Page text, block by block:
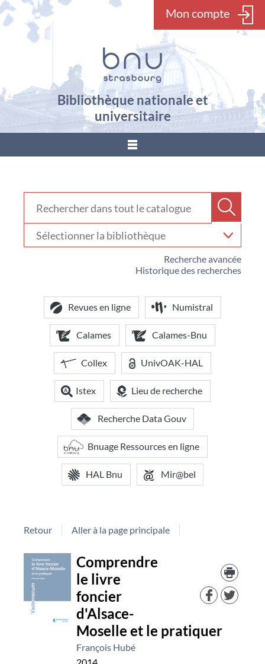
Mon compte
Bibliothèque nationale et
universitaire
???
Recherche avancée
Historique des recherches
votre
bibliothèque
Revues en ligne Numistral
Calames Calames-Bnu
Collex UnivOAK-HAL
Istex Lieu de recherche
Recherche Data Gouv
Bnuage Ressources en ligne
HAL Bnu Mir@bel
Retour Aller à la page principale
Détail
document
Comprendre
le livre
foncier
d'Alsace-
Moselle et le pratiquer
François Hubé